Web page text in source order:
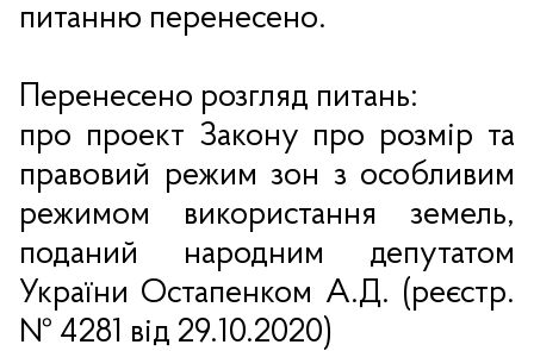
питанню перенесено.
Перенесено розгляд питань:
про проект Закону про розмір та
правовий режим зон з особливим
режимом використання земель,
поданий народним депутатом
України Остапенком А.Д. (реєстр.
№ 4281 від 29.10.2020)